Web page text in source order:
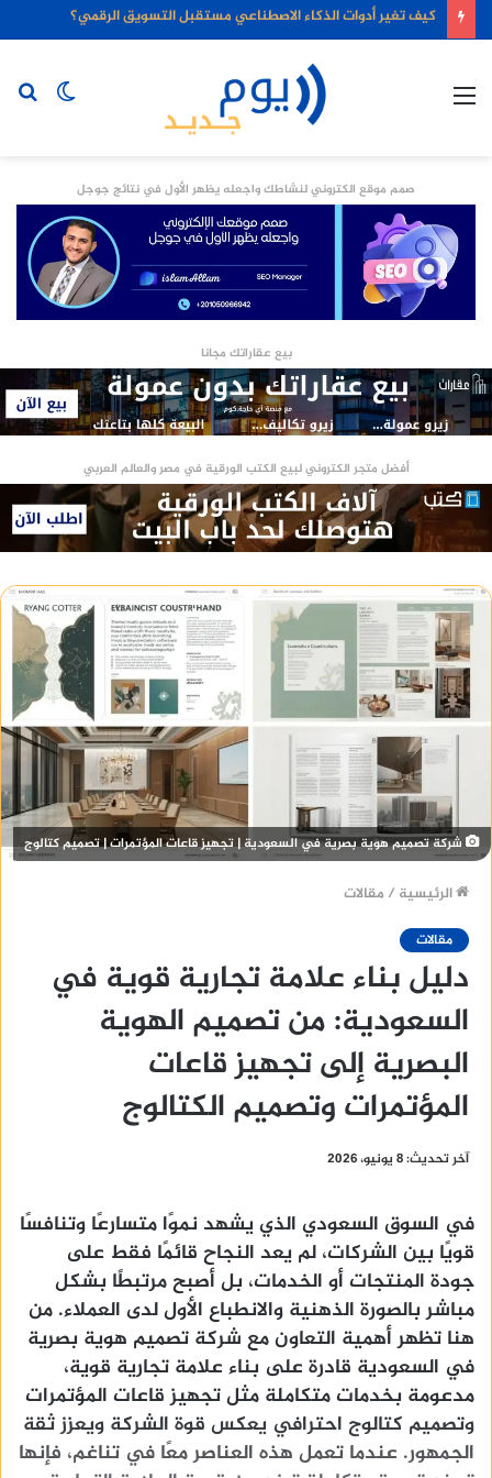
كيف تغير أدوات الذكاء الاصطناعي مستقبل التسويق الرقمي؟
الوضع
صمم موقع الكتروني لنشاطك واجعله يظهر الأول في نتائج جوجل
بيع عقاراتك مجانا
أفضل متجر الكتروني لبيع الكتب الورقية في مصر والعالم العربي
شركة تصميم هوية بصرية في السعودية | تجهيز قاعات المؤتمرات | تصميم كتالوج
الرئيسية / مقالات
مقالات
دليل بناء علامة تجارية قوية في
السعودية: من تصميم الهوية
البصرية إلى تجهيز قاعات
المؤتمرات وتصميم الكتالوج
آخر تحديث: 8 يونيو، 2026
في السوق السعودي الذي يشهد نموًا متسارعًا وتنافسًا
قويًا بين الشركات، لم يعد النجاح قائمًا فقط على
جودة المنتجات أو الخدمات، بل أصبح مرتبطًا بشكل
مباشر بالصورة الذهنية والانطباع الأول لدى العملاء. من
هنا تظهر أهمية التعاون مع شركة تصميم هوية بصرية
في السعودية قادرة على بناء علامة تجارية قوية،
مدعومة بخدمات متكاملة مثلتجهيز قاعات المؤتمرات
وتصميم كتالوج احترافي يعكس قوة الشركة ويعزز ثقة
الجمهور. عندما تعمل هذه العناصر معًا في تناغم، فإنها